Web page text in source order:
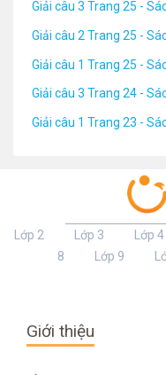
Giải câu 3 Trang 25 -
Giải câu 2 Trang 25 -
Giải câu 1 Trang 25 -
Giải câu 3 Trang 24 -
Giải câu 1 Trang 23 -
Lớp 2 Lớp 3 Lớp 4
8
Lớp 9
Giới thiệu